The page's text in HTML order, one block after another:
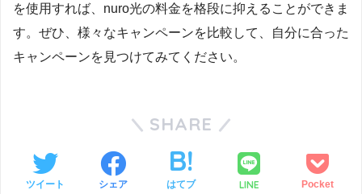
を使用すれば、nuro光の料金を格段に抑えることができま
す。ぜひ、様々なキャンペーンを比較して、自分に合った
キャンペーンを見つけてみてください。
SHARE
ツイート シェア はてブ LINE Pocket